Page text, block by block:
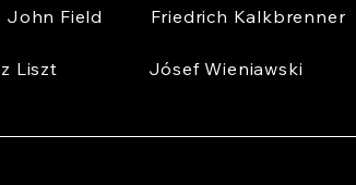
John Field Friedrich Kalkbrenner
Liszt Jósef Wieniawski